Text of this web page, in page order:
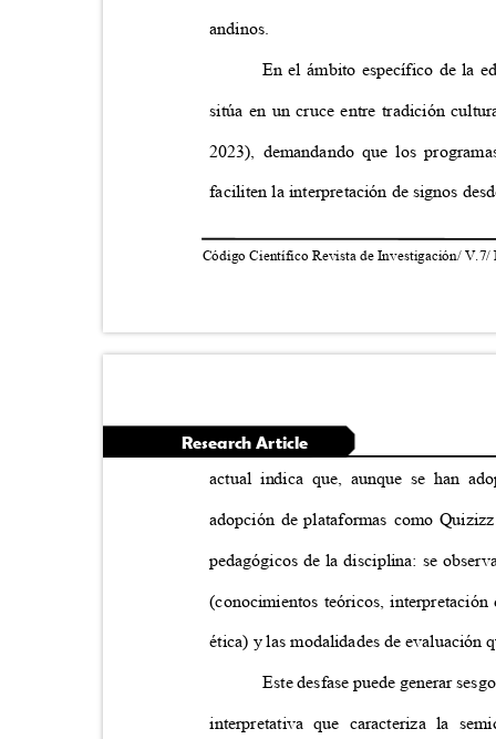
andinos.
En el ámbito específico de la
sitúa en un cruce entre tradición
2023), demandando que los
faciliten la interpretación de signos
Código Científico Revista de Investigación/
Research Article
actual indica que, aunque se han
adopción de plataformas como
pedagógicos de la disciplina: se
(conocimientos teóricos,
ética) y las modalidades de evaluación
Este desfase puede generar
interpretativa que caracteriza la